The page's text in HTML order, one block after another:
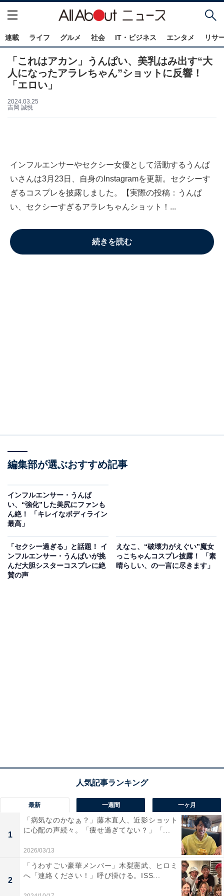
連載 ライフ グルメ 社会 IT・ビジネス エンタメ リサ
「これはアカン」うんぱい、美乳はみ出す“大
人になったアラレちゃん”ショットに反響！
「エロい」
2024.03.25
吉岡 誠悦
インフルエンサーやセクシー女優として活動するうんぱ
いさんは3月23日、自身のInstagramを更新。セクシーす
ぎるコスプレを披露しました。【実際の投稿：うんぱ
い、セクシーすぎるアラレちゃんショット！...
続きを読む
編集部が選ぶおすすめ記事
インフルエンサー・うんぱ
い、“強化”した美尻にファンも
ん絶！ 「キレイなボディライン
最高」
「セクシー過ぎる」と話題！ イ
ンフルエンサー・うんぱいが挑
んだ大胆シスターコスプレに絶
賛の声
えなこ、“破壊力がえぐい”魔女
っこちゃんコスプレ披露！ 「素
晴らしい、の一言に尽きます」
最新 一週間 一ヶ月
1
「病気なのかなぁ？」藤木直人、近影ショット
に心配の声続々。「痩せ過ぎてない？」「...
2026/03/13
2
「うわすごい豪華メンバー」木梨憲武、ヒロミ
へ「連絡ください！」呼び掛ける。ISS...